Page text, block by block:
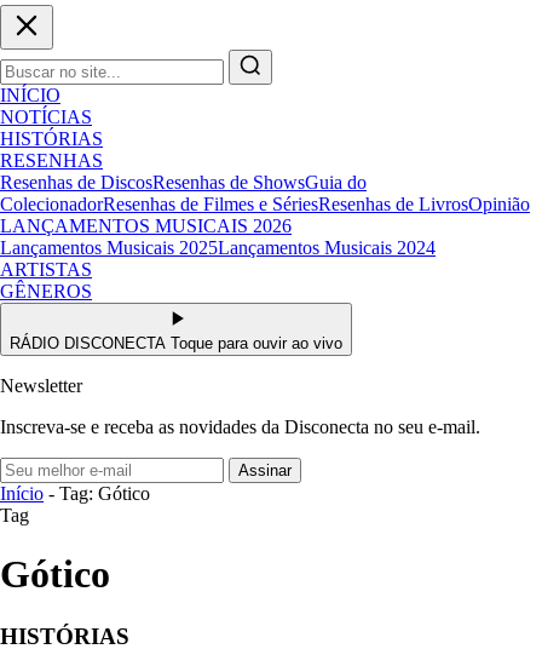
INÍCIO
NOTÍCIAS
HISTÓRIAS
RESENHAS
Resenhas de DiscosResenhas de ShowsGuia do
ColecionadorResenhas de Filmes e SériesResenhas de LivrosOpinião
LANÇAMENTOS MUSICAIS 2026
Lançamentos Musicais 2025Lançamentos Musicais 2024
ARTISTAS
GÊNEROS
RÁDIO DISCONECTA Toque para ouvir ao vivo
Newsletter
Inscreva-se e receba as novidades da Disconecta no seu e-mail.
Assinar
Início - Tag: Gótico
Tag
Gótico
HISTÓRIAS